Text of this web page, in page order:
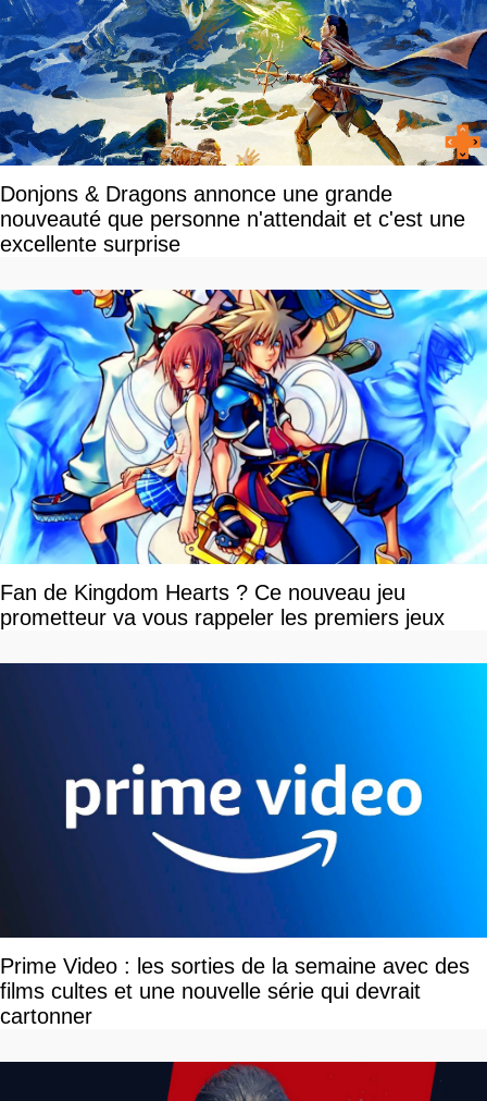
Donjons & Dragons annonce une grande
nouveauté que personne n'attendait et c'est une
excellente surprise
Fan de Kingdom Hearts ? Ce nouveau jeu
prometteur va vous rappeler les premiers jeux
Prime Video : les sorties de la semaine avec des
films cultes et une nouvelle série qui devrait
cartonner